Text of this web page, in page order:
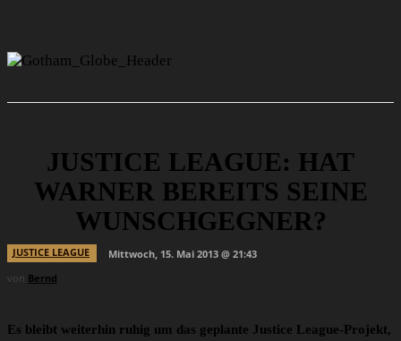
JUSTICE LEAGUE: HAT
WARNER BEREITS SEINE
WUNSCHGEGNER?
JUSTICE LEAGUE
Mittwoch, 15. Mai 2013 @ 21:43
von Bernd
Es bleibt weiterhin ruhig um das geplante Justice League-Projekt,